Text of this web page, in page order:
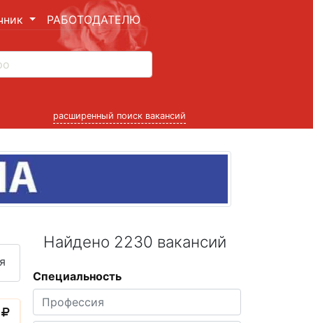
РАБОТОДАТЕЛЮ
расширенный поиск вакансий
Найдено 2230 вакансий
Специальность